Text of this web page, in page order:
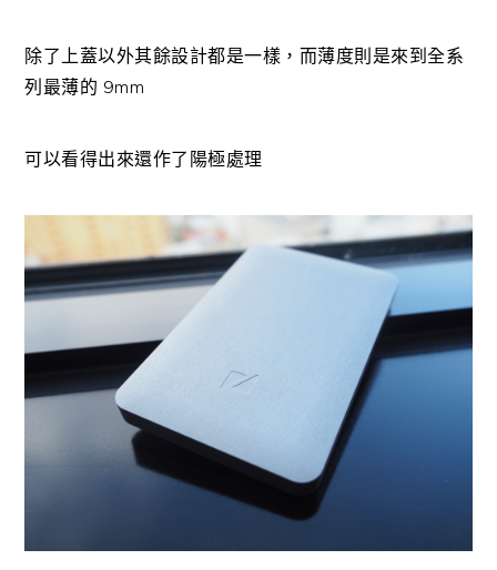
除了上蓋以外其餘設計都是一樣，而薄度則是來到全系
列最薄的 9mm
可以看得出來還作了陽極處理